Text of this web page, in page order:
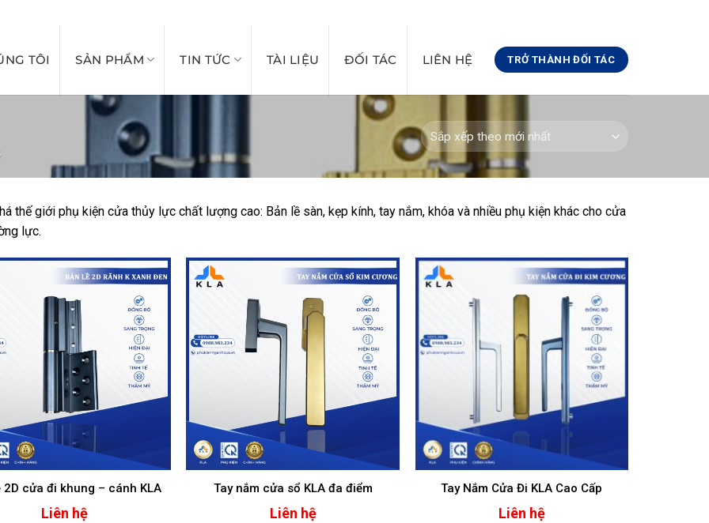
TÔI SẢN PHẨM TIN TỨC TÀI LIỆU ĐỐI TÁC LIÊN HỆ TRỞ THÀNH ĐỐI TÁC
thế giới phụ kiện cửa thủy lực chất lượng cao: Bản lề sàn, kẹp kính, tay nắm, khóa và nhiều phụ kiện khác cho cửa
lực.
2D cửa đi khung – cánh KLA
Liên hệ
Tay nắm cửa sổ KLA đa điểm
Liên hệ
Tay Nắm Cửa Đi KLA Cao Cấp
Liên hệ